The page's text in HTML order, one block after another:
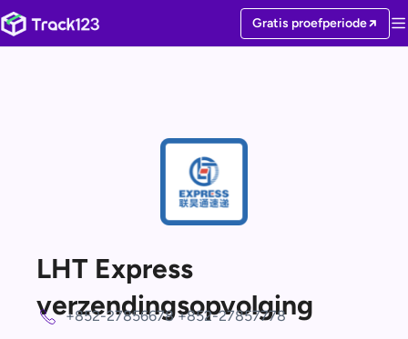
Gratis proefperiode
LHT Express
verzendingsopvolging
+852-27856678 +852-27857778